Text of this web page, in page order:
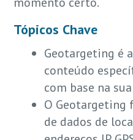
Tópicos Chave
Geotargeting é
conteúdo
com base na
O Geotargeting
de dados de